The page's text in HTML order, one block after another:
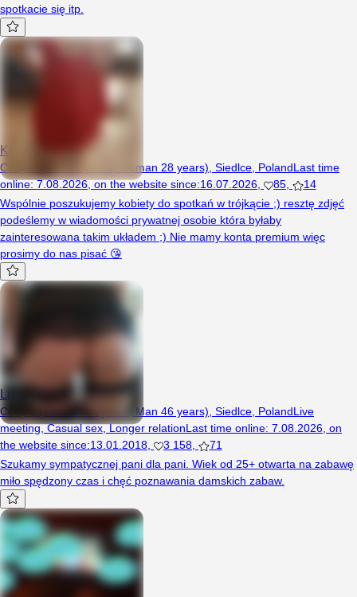
spotkacie się itp.
KonradiAgata
Couple (Man 28 years, Woman 28 years), Siedlce, PolandLast time
online:7.08.2026,on the website since:16.07.2026 85
14
Wspólnie poszukujemy kobiety do spotkań w trójkącie ;) resztę zdjęć
podeślemy w wiadomości prywatnej osobie która byłaby
zainteresowana takim układem ;) Nie mamy konta premium więc
prosimy do nas pisać 😘
LuckPara
Couple (Woman 44 years, Man 46 years), Siedlce, PolandLive
meeting,Casual sex,Longer relationLast time online: 7.08.2026, on
the website since:13.01.2018, 3 158,
71
Szukamy sympatycznej pani dla pani. Wiek od 25+ otwarta na zabawę
miło spędzony czas i chęć poznawania damskich zabaw.